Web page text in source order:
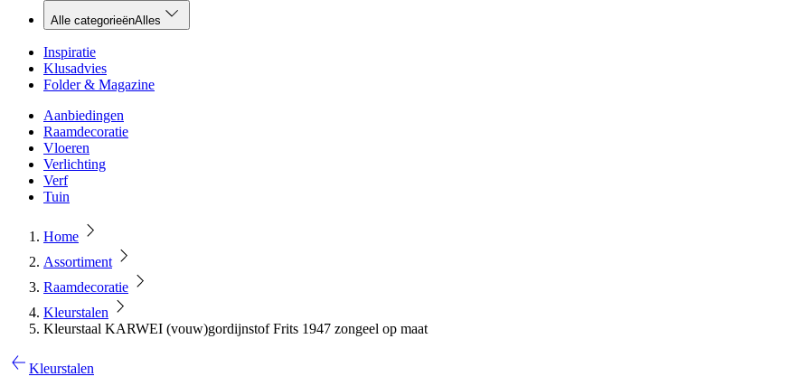
Alle categorieënAlles
Inspiratie
Klusadvies
Folder & Magazine
Aanbiedingen
Raamdecoratie
Vloeren
Verlichting
Verf
Tuin
Home
Assortiment
Raamdecoratie
Kleurstalen
Kleurstaal KARWEI (vouw)gordijnstof Frits 1947 zongeel op maat
Kleurstalen